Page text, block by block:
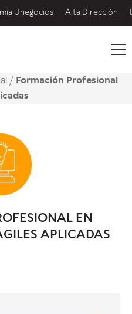
Unegocios Alta Dirección
/ Formación Profesional
EN
APLICADAS